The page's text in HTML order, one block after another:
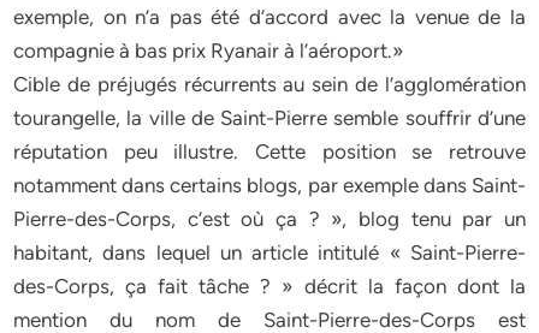
exemple, on n’a pas été d’accord avec la venue de la
compagnie à bas prix Ryanair à l’aéroport.»
Cible de préjugés récurrents au sein de l’agglomération
tourangelle, la ville de Saint-Pierre semble souffrir d’une
réputation peu illustre. Cette position se retrouve
notamment dans certains blogs, par exemple dans Saint-
Pierre-des-Corps, c’est où ça ? », blog tenu par un
habitant, dans lequel un article intitulé « Saint-Pierre-
des-Corps, ça fait tâche ? » décrit la façon dont la
mention du nom de Saint-Pierre-des-Corps est